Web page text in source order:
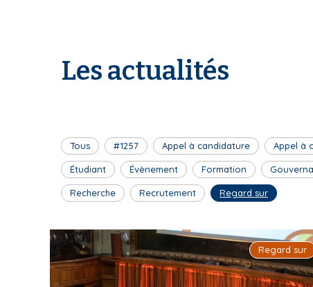
Les actualités
Tous #1257 Appel à candidature Appel à
Étudiant Évènement Formation
Recherche Recrutement Regard sur
Regard sur